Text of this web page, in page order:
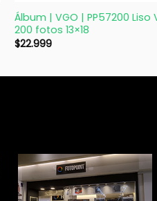
Álbum | VGO | PP57200 Liso
200 fotos 13×18
$22.999